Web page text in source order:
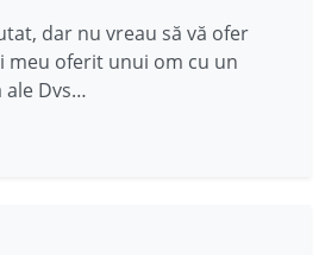
dar nu vreau să vă ofer
meu oferit unui om cu un
ale Dvs…